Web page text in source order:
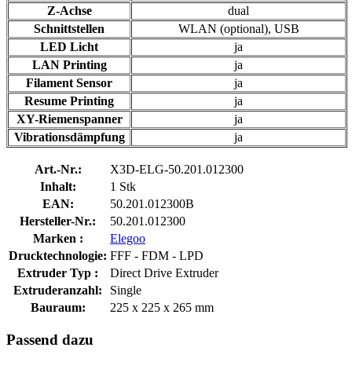
Z-Achse
dual
Schnittstellen
WLAN (optional), USB
LED Licht
ja
LAN Printing
ja
Filament Sensor
ja
Resume Printing
ja
XY-Riemenspanner
ja
Vibrationsdämpfung
ja
Art.-Nr.:
X3D-ELG-50.201.012300
Inhalt:
1 Stk
EAN:
50.201.012300B
Hersteller-Nr.:
50.201.012300
Marken :
Elegoo
Drucktechnologie: FFF - FDM - LPD
Extruder Typ :
Direct Drive Extruder
Extruderanzahl:
Single
Bauraum:
225 x 225 x 265 mm
Passend dazu